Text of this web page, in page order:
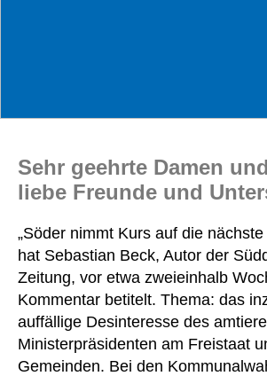
Sehr geehrte Damen
liebe Freunde und
„Söder nimmt Kurs auf die
hat Sebastian Beck, Autor der
Zeitung, vor etwa zweieinhalb
Kommentar betitelt. Thema: das
auffällige Desinteresse des
Ministerpräsidenten am Freistaat
Gemeinden. Bei den